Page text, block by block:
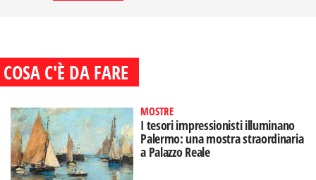
COSA C'È DA FARE
MOSTRE
I tesori impressionisti illuminano
Palermo: una mostra straordinaria
a Palazzo Reale